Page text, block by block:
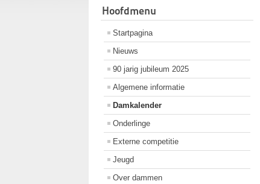
Hoofdmenu
Startpagina
Nieuws
90 jarig jubileum 2025
Algemene informatie
Damkalender
Onderlinge
Externe competitie
Jeugd
Over dammen